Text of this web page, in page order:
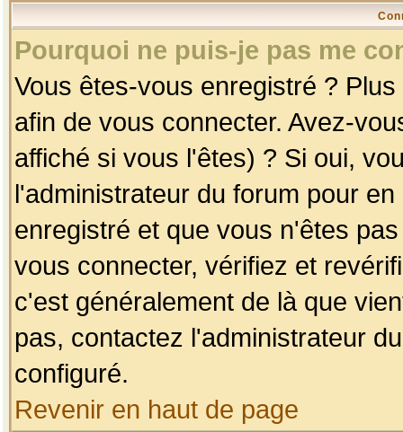
Pourquoi ne puis-je pas me
Vous êtes-vous enregistré ?
afin de vous connecter. Avez-
affiché si vous l'êtes) ? Si oui,
l'administrateur du forum pour
enregistré et que vous n'êtes
vous connecter, vérifiez et
c'est généralement de là que
pas, contactez l'administrateur
configuré.
Revenir en haut de page